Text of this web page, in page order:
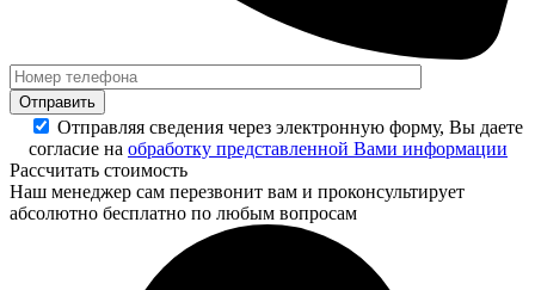
Отправляя сведения через электронную форму, Вы даете
согласие на обработку представленной Вами информации
Рассчитать стоимость
Наш менеджер сам перезвонит вам и проконсультирует
абсолютно бесплатно по любым вопросам